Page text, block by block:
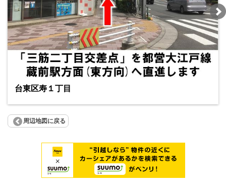
台東区寿１丁目
周辺地図に戻る